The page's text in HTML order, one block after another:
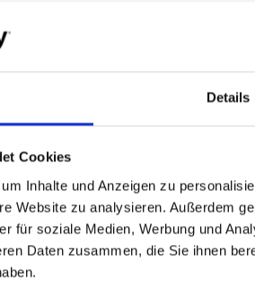
Details
Cookies
Inhalte und Anzeigen zu
Website zu analysieren. Außerdem
für soziale Medien, Werbung und
Daten zusammen, die Sie ihnen
Series